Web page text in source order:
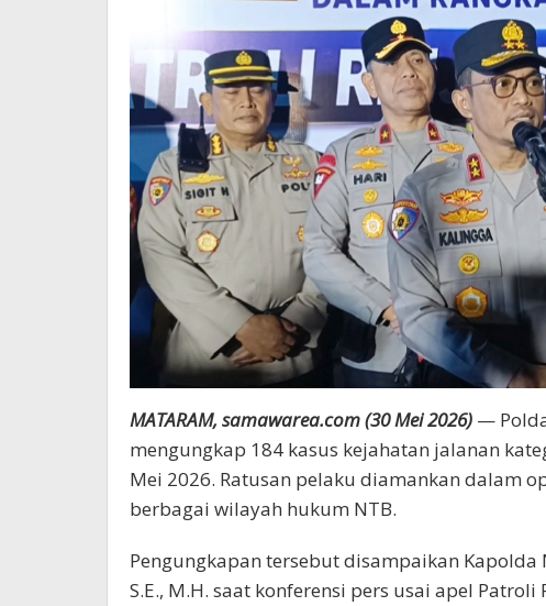
MATARAM, samawarea.com (30 Mei 2026) —
mengungkap 184 kasus kejahatan jalanan
Mei 2026. Ratusan pelaku diamankan dalam
berbagai wilayah hukum NTB.
Pengungkapan tersebut disampaikan Kapolda
S.E., M.H. saat konferensi pers usai apel